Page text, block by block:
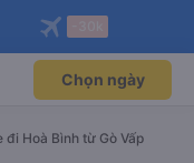
Mở app
qua
Mở app
Chọn ngày
đi Hoà Bình từ Gò Vấp